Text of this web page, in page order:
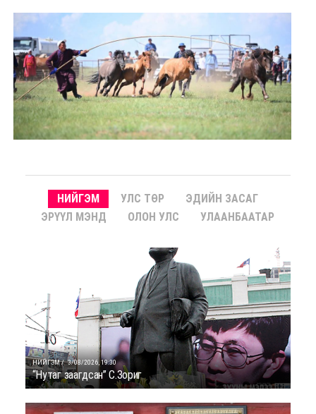
НИЙГЭМ УЛС ТӨР
ЭДИЙН ЗАСАГ
ЭРҮҮЛ МЭНД
ОЛОН УЛС УЛААНБААТАР
НИЙГЭМ / 3/08/2026, 19:30
“Нутаг заагдсан” С.Зориг